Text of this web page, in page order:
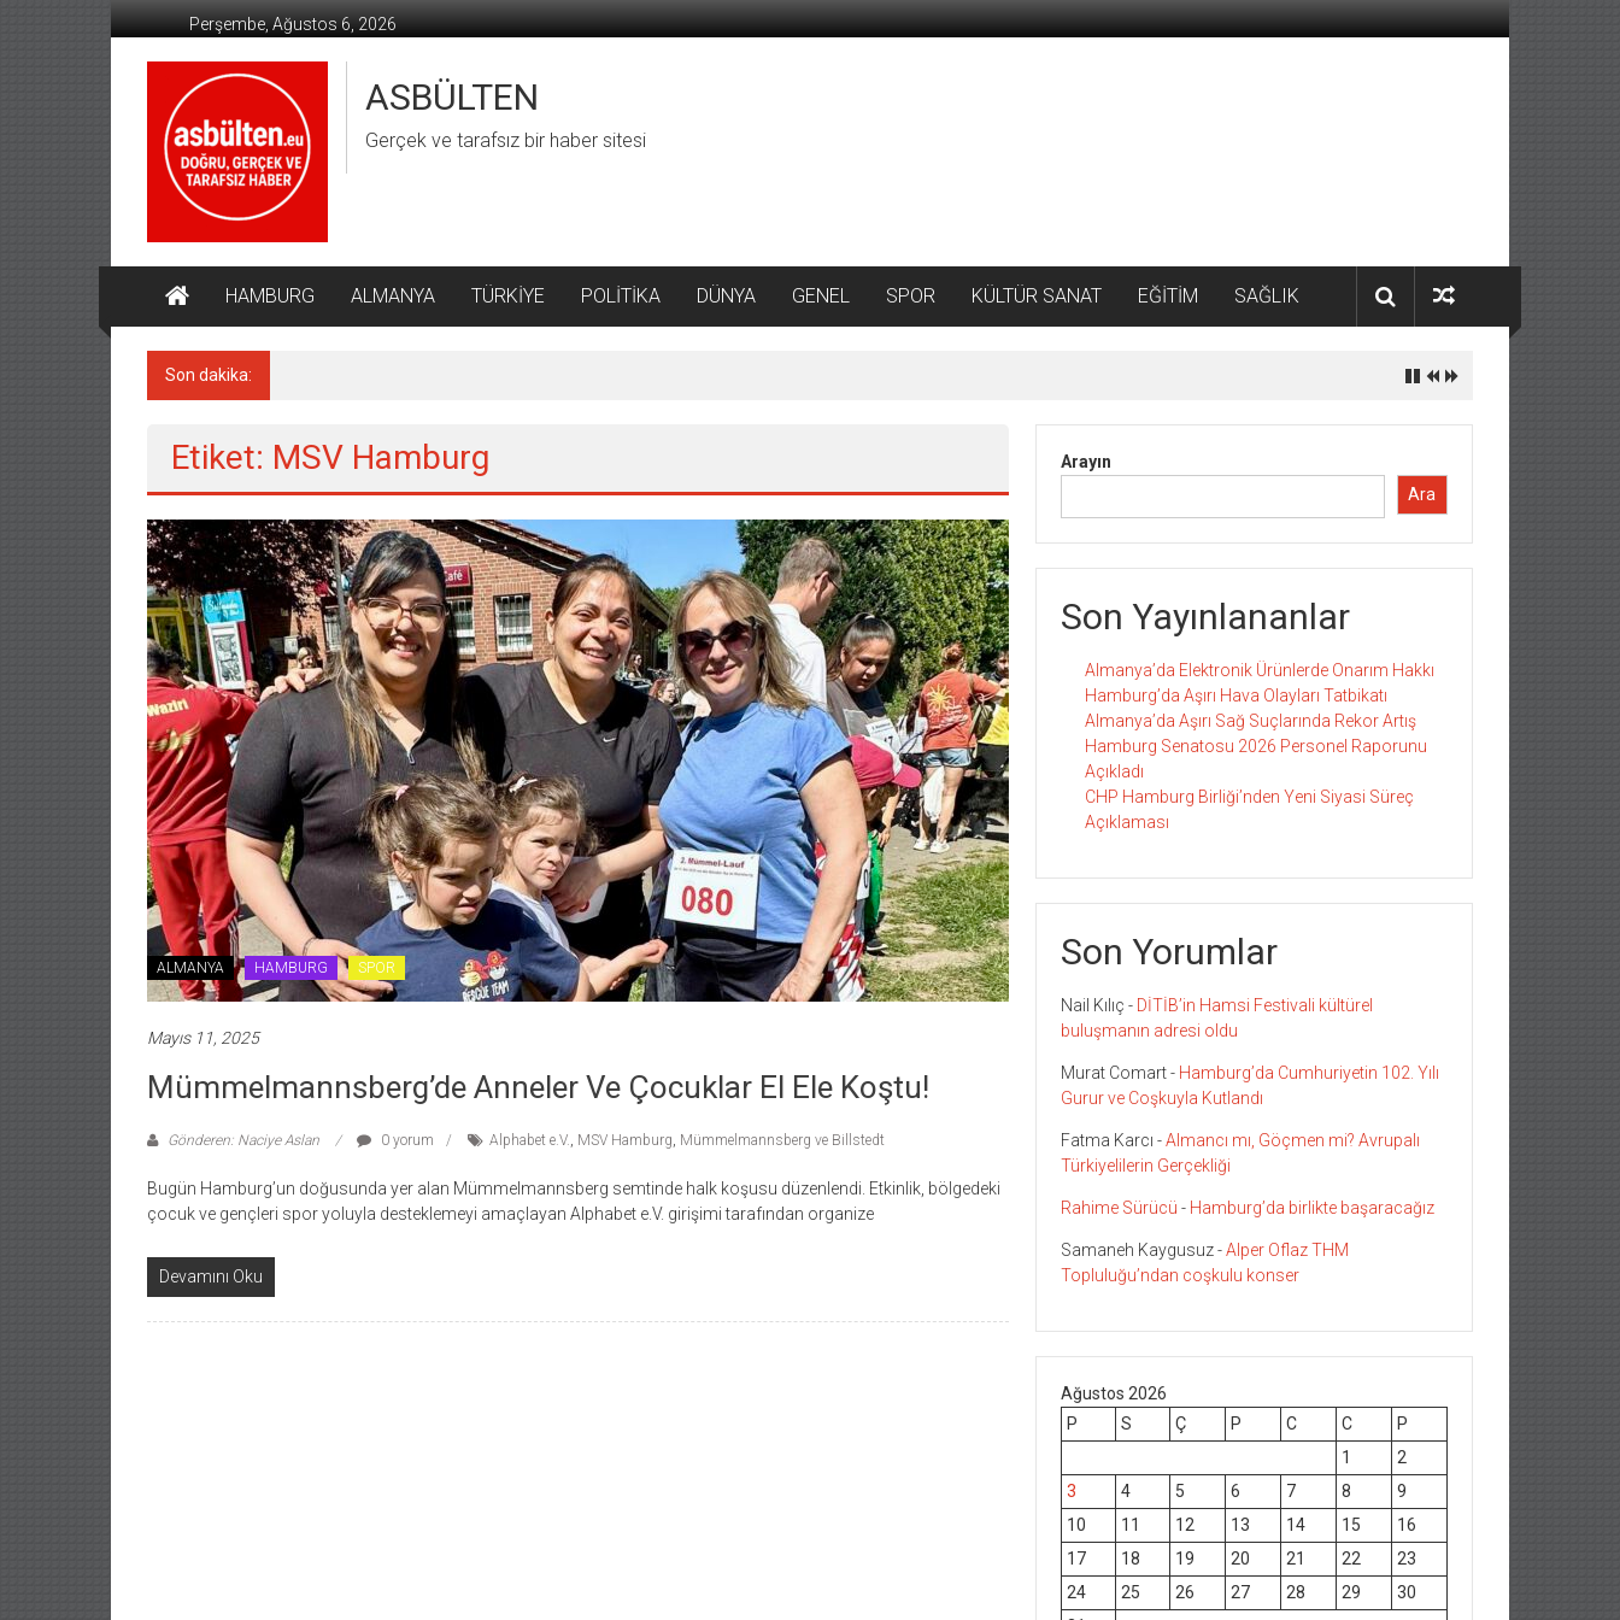
geç
Perşembe, Ağustos 6, 2026
ASBÜLTEN
Gerçek ve tarafsız bir haber sitesi
HAMBURG ALMANYA TÜRKİYE POLİTİKA DÜNYA GENEL SPOR KÜLTÜR SANAT EĞİTİM SAĞLIK
Son dakika:
Etiket: MSV Hamburg
ALMANYA HAMBURG SPOR
Mayıs 11, 2025
Mümmelmannsberg’de Anneler Ve Çocuklar El Ele Koştu!
Gönderen: Naciye Aslan 0 yorum Alphabet e.V., MSV Hamburg, Mümmelmannsberg ve Billstedt
Bugün Hamburg’un doğusunda yer alan Mümmelmannsberg semtinde halk koşusu düzenlendi. Etkinlik, bölgedeki
çocuk ve gençleri spor yoluyla desteklemeyi amaçlayan Alphabet e.V. girişimi tarafından organize
Devamını Oku
Arayın
Ara
Son Yayınlananlar
Almanya’da Elektronik Ürünlerde Onarım Hakkı
Hamburg’da Aşırı Hava Olayları Tatbikatı
Almanya’da Aşırı Sağ Suçlarında Rekor Artış
Hamburg Senatosu 2026 Personel Raporunu
Açıkladı
CHP Hamburg Birliği’nden Yeni Siyasi Süreç
Açıklaması
Son Yorumlar
Nail Kılıç - DİTİB’in Hamsi Festivali kültürel
buluşmanın adresi oldu
Murat Comart- Hamburg’da Cumhuriyetin 102. Yılı
Gurur ve Coşkuyla Kutlandı
Fatma Karcı -Almancı mı, Göçmen mi? Avrupalı
Türkiyelilerin Gerçekliği
Rahime Sürücü - Hamburg’da birlikte başaracağız
Samaneh Kaygusuz-Alper Oflaz THM
Topluluğu’ndan coşkulu konser
Ağustos 2026
P
S Ç P C C
P
1
2
3
4 5 6 7 8
9
10
11 12 13 14 15
16
17
18 19 20 21 22
23
24
25 26 27 28 29
30